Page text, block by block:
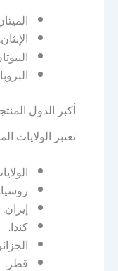
الإيثان.
أكبر الدول
تعتبر الولايات
روسيا.
إيران.
كندا.
قطر.